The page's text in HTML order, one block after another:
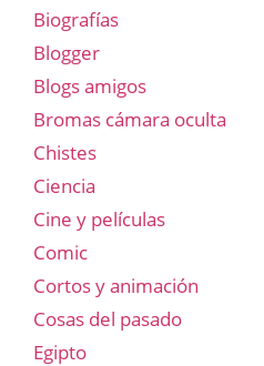
Biografías
Blogger
Blogs amigos
Bromas cámara oculta
Chistes
Ciencia
Cine y películas
Comic
Cortos y animación
Cosas del pasado
Egipto